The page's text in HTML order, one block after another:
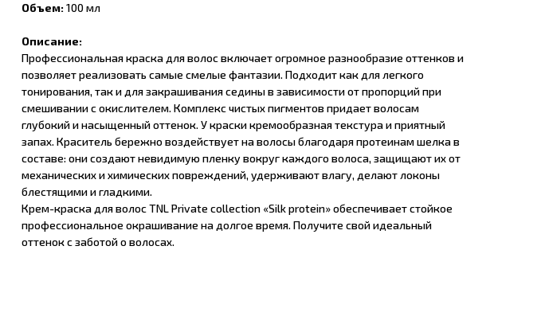
Объем:100 мл
Описание:
Профессиональная краска для волос включает огромное разнообразие оттенков и
позволяет реализовать самые смелые фантазии. Подходит как для легкого
тонирования, так и для закрашивания седины в зависимости от пропорций при
смешивании с окислителем. Комплекс чистых пигментов придает волосам
глубокий и насыщенный оттенок. У краски кремообразная текстура и приятный
запах. Краситель бережно воздействует на волосы благодаря протеинам шелка в
составе: они создают невидимую пленку вокруг каждого волоса, защищают их от
механических и химических повреждений, удерживают влагу, делают локоны
блестящими и гладкими.
Крем-краска для волос TNL Private collection «Silk protein» обеспечивает стойкое
профессиональное окрашивание на долгое время. Получите свой идеальный
оттенок с заботой о волосах.